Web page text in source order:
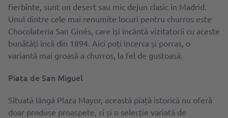
fierbinte, sunt un desert sau mic dejun clasic în Madrid.
Unul dintre cele mai renumite locuri pentru churros este
Chocolatería San Ginés, care își încântă vizitatorii cu aceste
bunătăți încă din 1894. Aici poți încerca și porras, o
variantă mai groasă a churros, la fel de gustoasă.
Piața de San Miguel
Situată lângă Plaza Mayor, această piață istorică nu oferă
doar produse proaspete, ci și o selecție variată de